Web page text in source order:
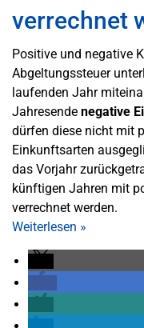
verrechnet
Positive und negative
Abgeltungssteuer
laufenden Jahr
Jahresende negative
dürfen diese nicht mit
Einkunftsarten
das Vorjahr
künftigen Jahren mit
verrechnet werden.
Weiterlesen »